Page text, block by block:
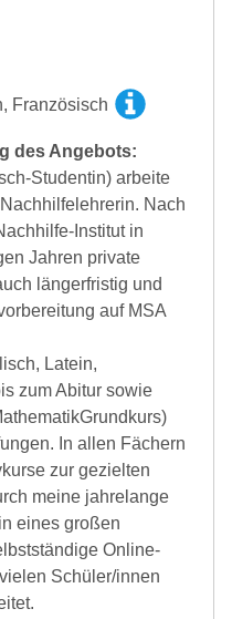
Französisch
des Angebots:
Studentin) arbeite
Nach
Institut in
Jahren private
längerfristig und
auf MSA
Latein,
zum Abitur sowie
In allen Fächern
zur gezielten
meine jahrelange
eines großen
Online-
Schüler/innen